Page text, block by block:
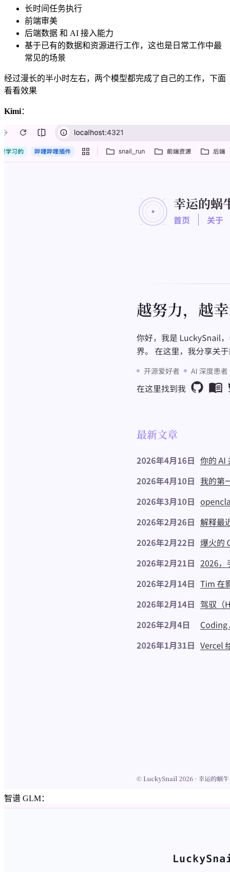
长时间任务执行
前端审美
后端数据 和 AI 接入能力
基于已有的数据和资源进行工作，这也是日常工作中最
常见的场景
经过漫长的半小时左右，两个模型都完成了自己的工作，下面
看看效果
Kimi：
智谱 GLM：